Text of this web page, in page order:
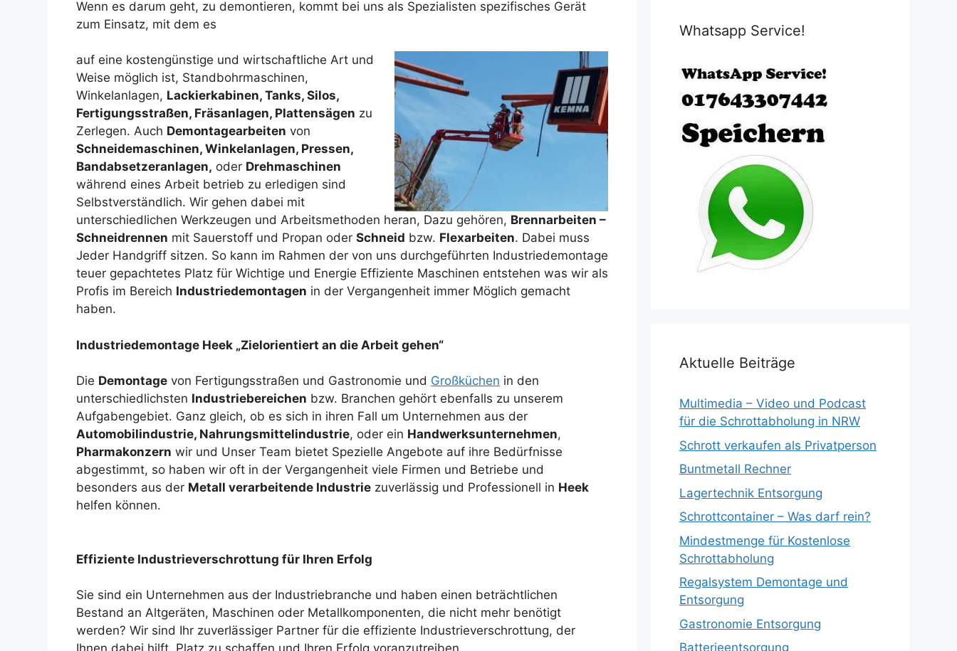
Wenn es darum geht, zu demontieren, kommt bei uns als Spezialisten spezifisches Gerät
zum Einsatz, mit dem es
auf eine kostengünstige und wirtschaftliche Art und
Weise möglich ist, Standbohrmaschinen,
Winkelanlagen, Lackierkabinen, Tanks, Silos,
Fertigungsstraßen, Fräsanlagen, Plattensägen zu
Zerlegen. Auch Demontagearbeiten von
Schneidemaschinen, Winkelanlagen, Pressen,
Bandabsetzeranlagen, oder Drehmaschinen
während eines Arbeit betrieb zu erledigen sind
Selbstverständlich. Wir gehen dabei mit
unterschiedlichen Werkzeugen und Arbeitsmethoden heran, Dazu gehören, Brennarbeiten –
Schneidrennen mit Sauerstoff und Propan oder Schneid bzw. Flexarbeiten. Dabei muss
Jeder Handgriff sitzen. So kann im Rahmen der von uns durchgeführten Industriedemontage
teuer gepachtetes Platz für Wichtige und Energie Effiziente Maschinen entstehen was wir als
Profis im Bereich Industriedemontagen in der Vergangenheit immer Möglich gemacht
haben.
Industriedemontage Heek „Zielorientiert an die Arbeit gehen“
Die Demontage von Fertigungsstraßen und Gastronomie und Großküchen in den
unterschiedlichsten Industriebereichen bzw. Branchen gehört ebenfalls zu unserem
Aufgabengebiet. Ganz gleich, ob es sich in ihren Fall um Unternehmen aus der
Automobilindustrie, Nahrungsmittelindustrie, oder ein Handwerksunternehmen,
Pharmakonzern wir und Unser Team bietet Spezielle Angebote auf ihre Bedürfnisse
abgestimmt, so haben wir oft in der Vergangenheit viele Firmen und Betriebe und
besonders aus der Metall verarbeitende Industrie zuverlässig und Professionell in Heek
helfen können.
Effiziente Industrieverschrottung für Ihren Erfolg
Sie sind ein Unternehmen aus der Industriebranche und haben einen beträchtlichen
Bestand an Altgeräten, Maschinen oder Metallkomponenten, die nicht mehr benötigt
werden? Wir sind Ihr zuverlässiger Partner für die effiziente Industrieverschrottung, der
Ihnen dabei hilft, Platz zu schaffen und Ihren Erfolg voranzutreiben.
Whatsapp Service!
Aktuelle Beiträge
Multimedia – Video und Podcast
für die Schrottabholung in NRW
Schrott verkaufen als Privatperson
Buntmetall Rechner
Lagertechnik Entsorgung
Schrottcontainer – Was darf rein?
Mindestmenge für Kostenlose
Schrottabholung
Regalsystem Demontage und
Entsorgung
Gastronomie Entsorgung
Batterieentsorgung